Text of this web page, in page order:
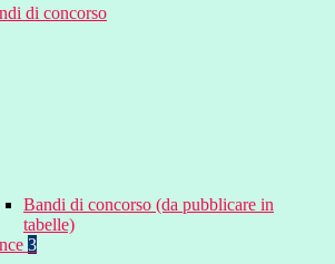
di concorso
Bandi di concorso (da pubblicare in
tabelle)
3